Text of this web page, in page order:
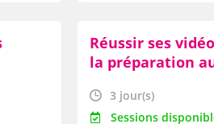
Réussir ses
la préparation
3 jour(s)
Sessions